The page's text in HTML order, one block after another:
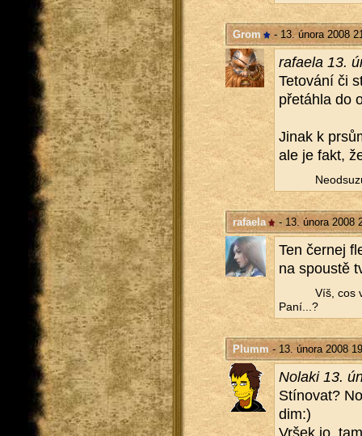
Grom - 13. února 2008
ra­fa­e­la 13.
Te­to­vá­ní či
pře­táh­la do
Jinak k
ale je fakt,
rafaela - 13. února 2008
Ten čer­nej
na spous­tě
Víš, cos
Paní...?
Plumm - 13. února 2008
No­la­ki 13.
Stí­no­vat?
dim:)